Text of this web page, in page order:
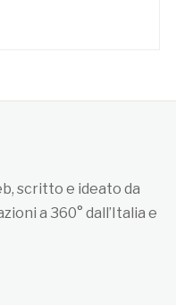
scritto e ideato da
a 360° dall’Italia e